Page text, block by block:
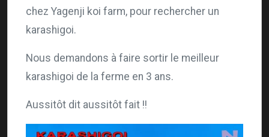
chez Yagenji koi farm, pour rechercher un
karashigoi.
Nous demandons à faire sortir le meilleur
karashigoi de la ferme en 3 ans.
Aussitôt dit aussitôt fait !!